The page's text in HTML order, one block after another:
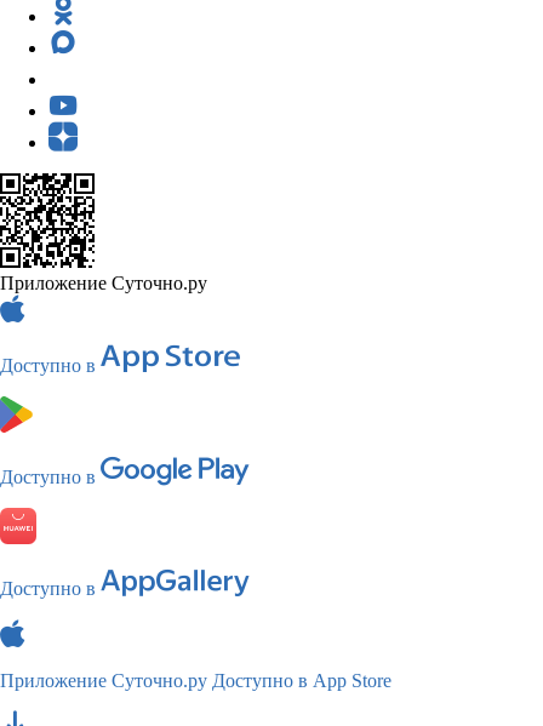
Приложение Суточно.ру
Доступно в
Доступно в
Доступно в
Приложение Суточно.ру Доступно в App Store